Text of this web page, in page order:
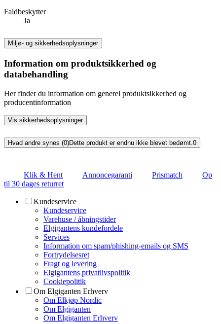
Faldbeskytter
Ja
Miljø- og sikkerhedsoplysninger
Information om produktsikkerhed og
databehandling
Her finder du information om generel produktsikkerhed og
producentinformation
Vis sikkerhedsoplysninger
Hvad andre synes (0)Dette produkt er endnu ikke blevet bedømt.0
Klik & Hent Annoncegaranti Prismatch
Op
til 30 dages returret
Kundeservice
Kundeservice
Varehuse / åbningstider
Elgigantens kundefordele
Services
Information om spam/phishing-emails og SMS
Fortrydelsesret
Fragt og levering
Elgigantens privatlivspolitik
Cookiepolitik
Om Elgiganten Erhverv
Om Elkjøp Nordic
Om Elgiganten
Om Elgiganten Erhverv